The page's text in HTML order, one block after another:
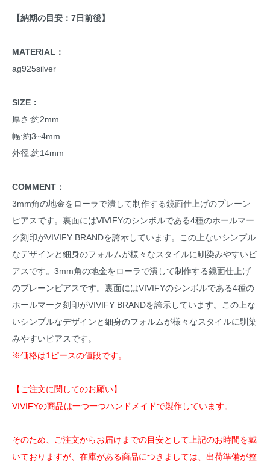
【納期の目安：7日前後】
MATERIAL：
ag925silver
SIZE：
厚さ:約2mm
幅:約3~4mm
外径:約14mm
COMMENT：
3mm角の地金をローラで潰して制作する鏡面仕上げのプレーン
ピアスです。裏面にはVIVIFYのシンボルである4種のホールマー
ク刻印がVIVIFY BRANDを誇示しています。この上ないシンプル
なデザインと細身のフォルムが様々なスタイルに馴染みやすいピ
アスです。3mm角の地金をローラで潰して制作する鏡面仕上げ
のプレーンピアスです。裏面にはVIVIFYのシンボルである4種の
ホールマーク刻印がVIVIFY BRANDを誇示しています。この上な
いシンプルなデザインと細身のフォルムが様々なスタイルに馴染
みやすいピアスです。
※価格は1ピースの値段です。
【ご注文に関してのお願い】
VIVIFYの商品は一つ一つハンドメイドで製作しています。
そのため、ご注文からお届けまでの目安として上記のお時間を戴
いておりますが、在庫がある商品につきましては、出荷準備が整